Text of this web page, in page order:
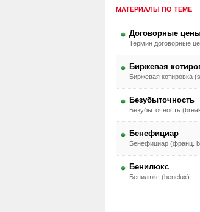
МАТЕРИАЛЫ ПО ТЕМЕ
Договорные
Термин договорные
Биржевая
Биржевая котировка
Безубыточность
Безубыточность
Бенефициар
Бенефициар (франц.
Бенилюкс
Бенилюкс (benelux)